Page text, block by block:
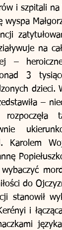
i szpitali na
na
–
3
dzieci.
–
Karolem
do
stanowił
i